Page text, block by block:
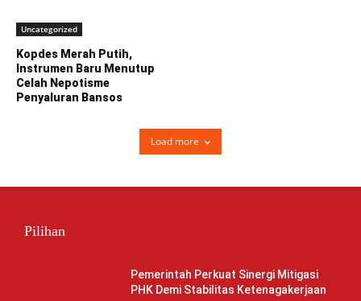
Uncategorized
Kopdes Merah Putih,
Instrumen Baru Menutup
Celah Nepotisme
Penyaluran Bansos
Load more
Pilihan
Pemerintah Perkuat Sinergi Mitigasi
PHK Demi Stabilitas Ketenagakerjaan